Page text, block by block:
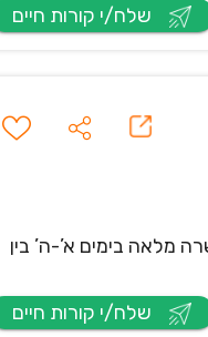
מלאה בימים א’-ה’ בין